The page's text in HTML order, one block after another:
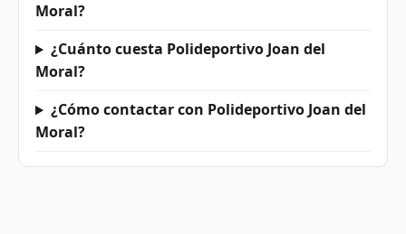
Moral?
¿Cuánto cuesta Polideportivo Joan del
Moral?
¿Cómo contactar con Polideportivo Joan del
Moral?